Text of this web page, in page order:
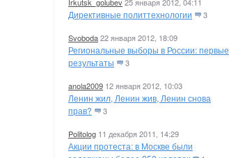
Директивные политтехнологии 3
Svoboda22 января 2012, 18:09
Региональные выборы в России: первые
результаты
3
anola2009 12 января 2012, 10:03
Ленин жил, Ленин жив, Ленин снова
прав?
3
Politolog 11 декабря 2011, 14:29
Акции протеста: в Москве были